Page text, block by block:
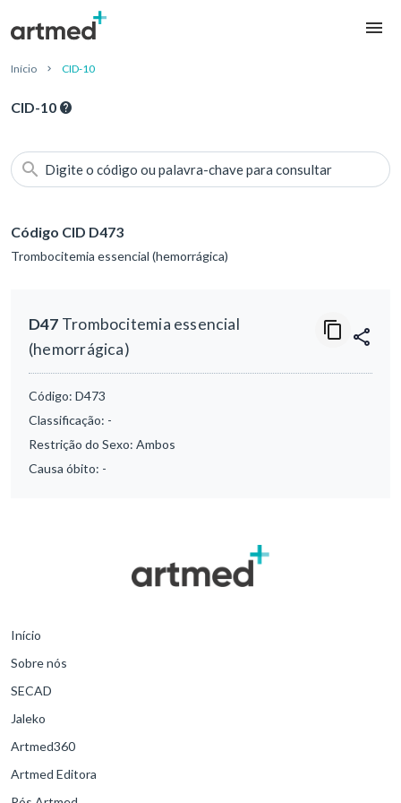
Início CID-10
CID-10
Digite o código ou palavra-chave para consultar
Código CID D473
Trombocitemia essencial (hemorrágica)
D47 Trombocitemia essencial
(hemorrágica)
Código: D473
Classificação: -
Restrição do Sexo: Ambos
Causa óbito: -
Início
Sobre nós
SECAD
Jaleko
Artmed360
Artmed Editora